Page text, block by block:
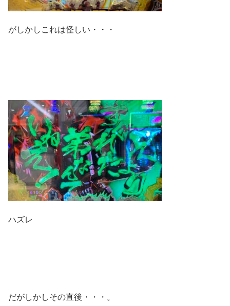
がしかしこれは怪しい・・・
ハズレ
だがしかしその直後・・・。